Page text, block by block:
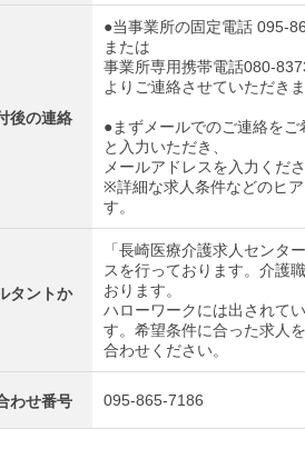
後の連絡
●当事業所の固定電話 095-
または
事業所専用携帯電話080-
よりご連絡させていただきま
●まずメールでのご連絡を
と入力いただき、
メールアドレスを入力くださ
※詳細な求人条件などのヒ
す。
タントか
「長崎医療介護求人センタ
スを行っております。介護
おります。
ハローワークには出されて
す。希望条件に合った求人
合わせください。
わせ番号 095-865-7186